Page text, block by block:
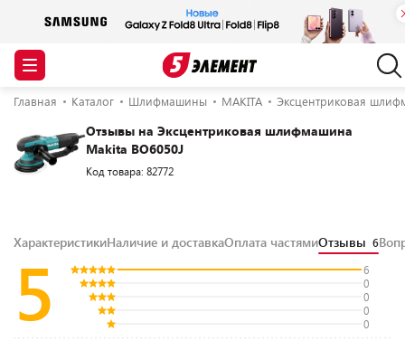
Главная Каталог Шлифмашины MAKITA Эксцентриковая
Отзывы на Эксцентриковая шлифмашина
Makita BO6050J
Код товара: 82772
ХарактеристикиНаличие и доставкаОплата частямиОтзывы 6
5
6
0
0
0
0